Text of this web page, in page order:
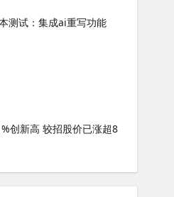
测试：集成ai重写功能
创新高 较招股价已涨超8